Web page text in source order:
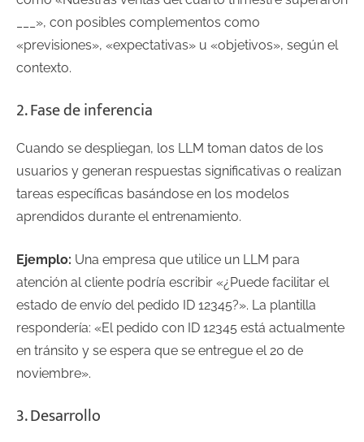
___», con posibles complementos como
«previsiones», «expectativas» u «objetivos», según el
contexto.
2. Fase de inferencia
Cuando se despliegan, los LLM toman datos de los
usuarios y generan respuestas significativas o realizan
tareas específicas basándose en los modelos
aprendidos durante el entrenamiento.
Ejemplo: Una empresa que utilice un LLM para
atención al cliente podría escribir «¿Puede facilitar el
estado de envío del pedido ID 12345?». La plantilla
respondería: «El pedido con ID 12345 está actualmente
en tránsito y se espera que se entregue el 20 de
noviembre».
3. Desarrollo